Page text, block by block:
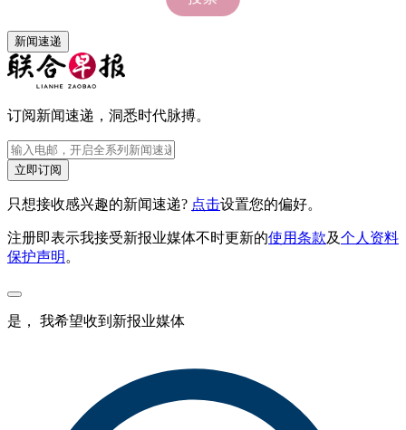
新闻速递
订阅新闻速递，洞悉时代脉搏。
立即订阅
只想接收感兴趣的新闻速递? 点击设置您的偏好。
注册即表示我接受新报业媒体不时更新的使用条款及个人资料
保护声明 。
是， 我希望收到新报业媒体